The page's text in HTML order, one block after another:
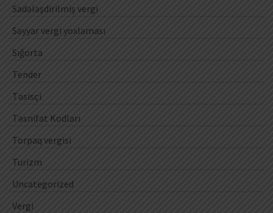
Sadələşdirilmiş vergi
Səyyar vergi yoxlaması
Sığorta
Tender
Təsisçi
Təsnifat Kodları
Torpaq vergisi
Turizm
Uncategorized
Vergi